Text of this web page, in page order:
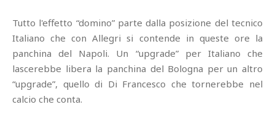
Tutto l'effetto “domino” parte dalla posizione del tecnico
Italiano che con Allegri si contende in queste ore la
panchina del Napoli. Un “upgrade” per Italiano che
lascerebbe libera la panchina del Bologna per un altro
“upgrade”, quello di Di Francesco che tornerebbe nel
calcio che conta.